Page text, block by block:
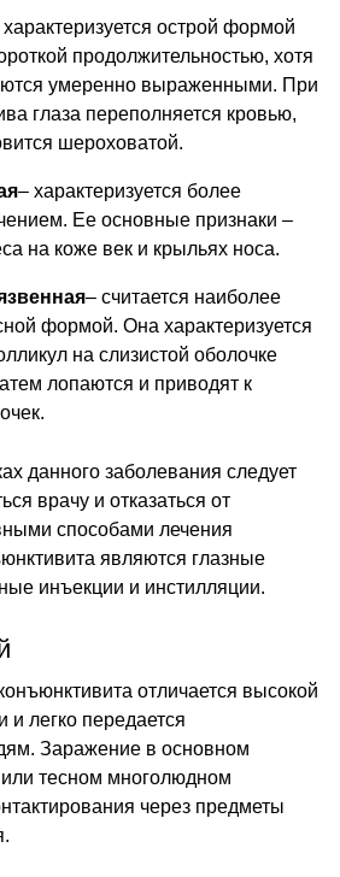
характеризуется острой формой
продолжительностью, хотя
умеренно выраженными. При
глаза переполняется кровью,
шероховатой.
– характеризуется более
Ее основные признаки –
на коже век и крыльях носа.
– считается наиболее
формой. Она характеризуется
на слизистой оболочке
лопаются и приводят к
данного заболевания следует
врачу и отказаться от
способами лечения
являются глазные
инъекции и инстилляции.
отличается высокой
и легко передается
Заражение в основном
тесном многолюдном
через предметы